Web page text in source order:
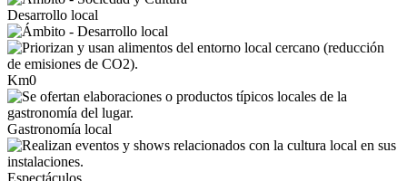
Desarrollo local
Km0
Gastronomía local
Espectáculos